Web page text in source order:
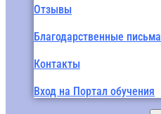
Отзывы
Благодарственные письма
Контакты
Вход на Портал обучения